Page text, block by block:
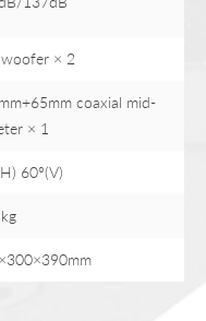
× 2
coaxial mid-
× 1
60°(V)